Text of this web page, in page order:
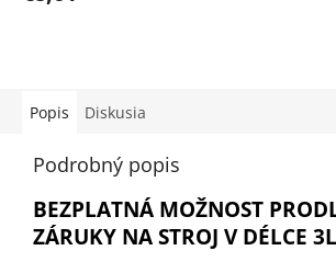
Popis Diskusia
Podrobný popis
BEZPLATNÁ MOŽNOST
ZÁRUKY NA STROJ V DÉLCE